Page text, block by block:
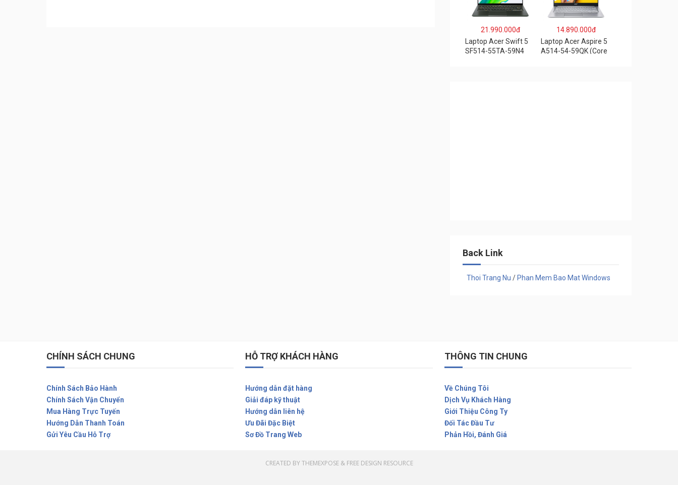
SSD/15.6″FHD
IPS/GTX1650
chính hãng
10/Bạc)
21.990.000đ
Laptop Acer Swift 5
SF514-55TA-59N4
14.890.000đ
Laptop Acer Aspire 5
A514-54-59QK (Core
Back Link
Thoi Trang Nu / Phan Mem Bao Mat Windows
CHÍNH SÁCH CHUNG
Chính Sách Bảo Hành
Chính Sách Vận Chuyển
Mua Hàng Trực Tuyến
Hướng Dẫn Thanh Toán
Gửi Yêu Cầu Hỗ Trợ
HỖ TRỢ KHÁCH HÀNG
Hướng dẫn đặt hàng
Giải đáp kỹ thuật
Hướng dẫn liên hệ
Ưu Đãi Đặc Biệt
Sơ Đồ Trang Web
THÔNG TIN CHUNG
Về Chúng Tôi
Dịch Vụ Khách Hàng
Giới Thiệu Công Ty
Đối Tác Đầu Tư
Phản Hồi, Đánh Giá
CREATED BYTHEMEXPOSE& FREE DESIGN RESOURCE